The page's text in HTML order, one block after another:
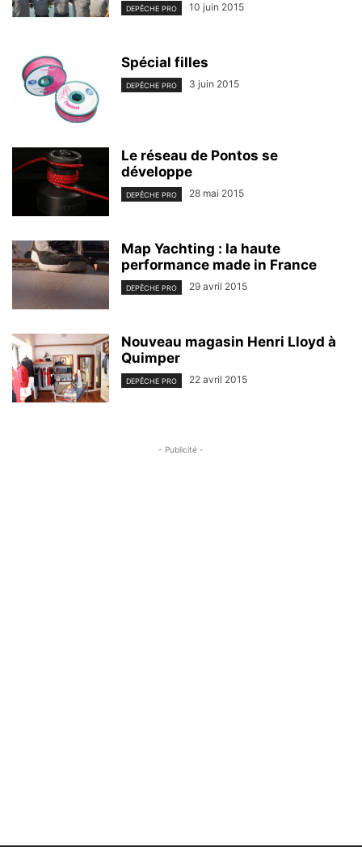
DEPÊCHE PRO 10 juin 2015
Spécial filles
DEPÊCHE PRO 3 juin 2015
Le réseau de Pontos se
développe
DEPÊCHE PRO 28 mai 2015
Map Yachting : la haute
performance made in France
DEPÊCHE PRO 29 avril 2015
Nouveau magasin Henri Lloyd à
Quimper
DEPÊCHE PRO 22 avril 2015
- Publicité -